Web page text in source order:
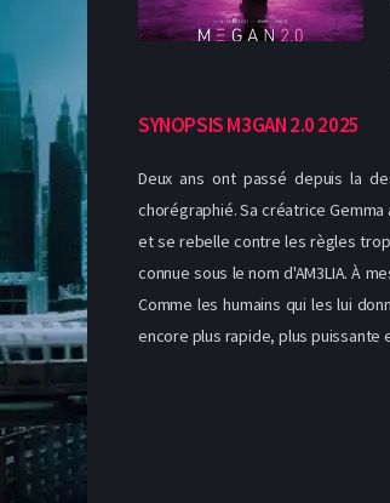
SYNOPSIS M3GAN 2.0 2025
Deux ans ont passé depuis la
chorégraphié. Sa créatrice
et se rebelle contre les règles
connue sous le nom d'AM3LIA. À
Comme les humains qui les lui
encore plus rapide, plus puissante